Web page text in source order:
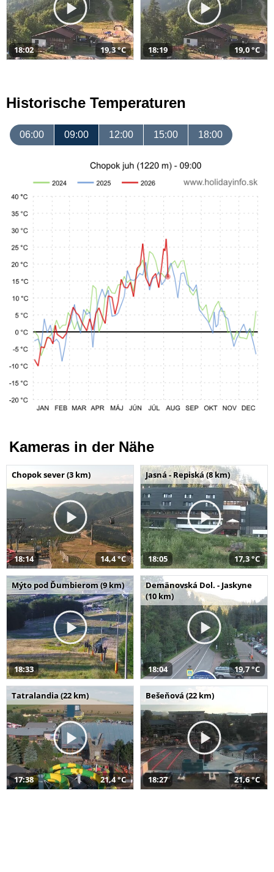
18:02 19,3 °C 18:19 19,0 °C
Historische Temperaturen
06:00 09:00 12:00 15:00 18:00
Kameras in der Nähe
Chopok sever (3 km)
18:14 14,4 °C
Jasná - Repiská (8 km)
18:05 17,3 °C
Mýto pod Ďumbierom (9 km)
18:33
Demänovská Dol. - Jaskyne
(10 km)
18:04 19,7 °C
Tatralandia (22 km)
17:38 21,4 °C
Bešeňová (22 km)
18:27 21,6 °C